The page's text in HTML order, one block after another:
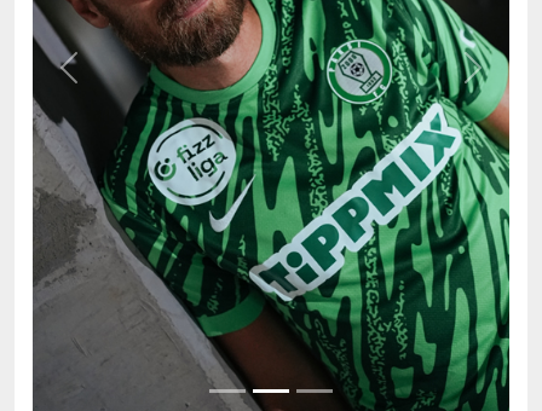
Previous Next